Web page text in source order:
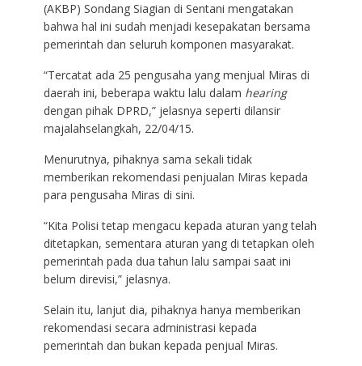
(AKBP) Sondang Siagian di Sentani mengatakan
bahwa hal ini sudah menjadi kesepakatan bersama
pemerintah dan seluruh komponen masyarakat.
“Tercatat ada 25 pengusaha yang menjual Miras di
daerah ini, beberapa waktu lalu dalam hearing
dengan pihak DPRD,” jelasnya seperti dilansir
majalahselangkah, 22/04/15.
Menurutnya, pihaknya sama sekali tidak
memberikan rekomendasi penjualan Miras kepada
para pengusaha Miras di sini.
“Kita Polisi tetap mengacu kepada aturan yang telah
ditetapkan, sementara aturan yang di tetapkan oleh
pemerintah pada dua tahun lalu sampai saat ini
belum direvisi,” jelasnya.
Selain itu, lanjut dia, pihaknya hanya memberikan
rekomendasi secara administrasi kepada
pemerintah dan bukan kepada penjual Miras.